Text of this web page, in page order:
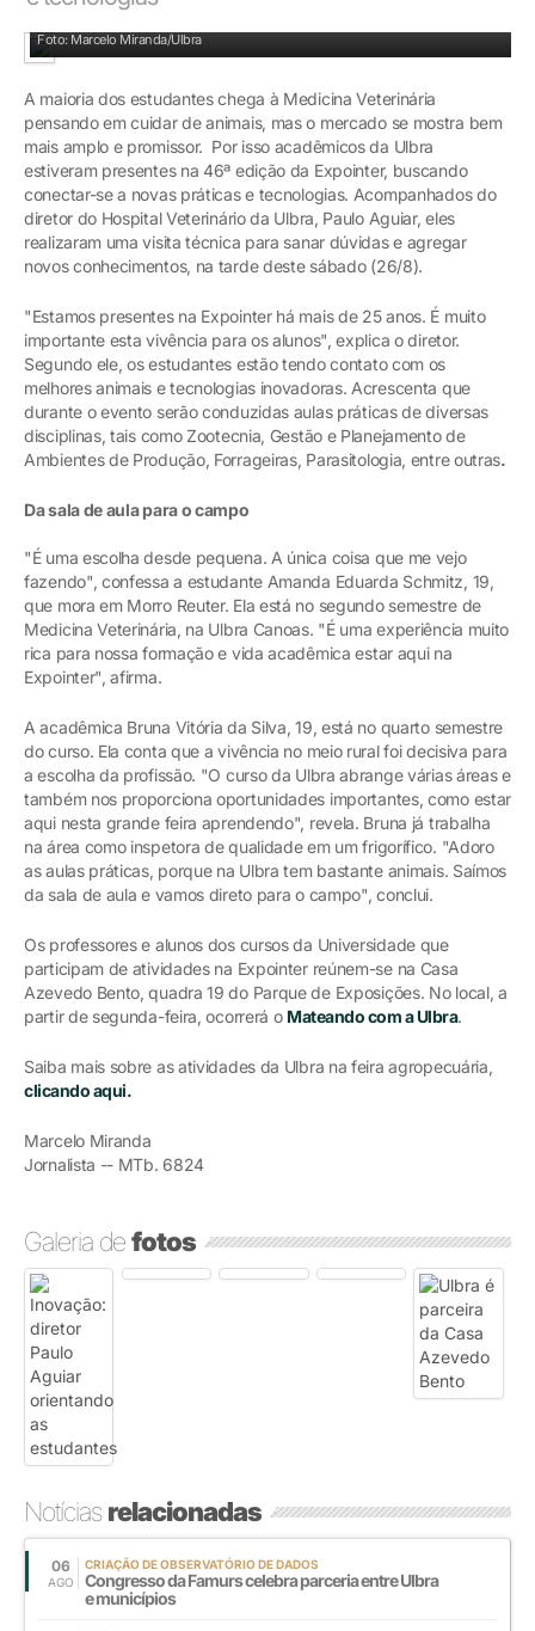
Foto: Marcelo Miranda/Ulbra
A maioria dos estudantes chega à Medicina Veterinária
pensando em cuidar de animais, mas o mercado se mostra bem
mais amplo e promissor. Por isso acadêmicos da Ulbra
estiveram presentes na 46ª edição da Expointer, buscando
conectar-se a novas práticas e tecnologias. Acompanhados do
diretor do Hospital Veterinário da Ulbra, Paulo Aguiar, eles
realizaram uma visita técnica para sanar dúvidas e agregar
novos conhecimentos, na tarde deste sábado (26/8).
"Estamos presentes na Expointer há mais de 25 anos. É muito
importante esta vivência para os alunos", explica o diretor.
Segundo ele, os estudantes estão tendo contato com os
melhores animais e tecnologias inovadoras. Acrescenta que
durante o evento serão conduzidas aulas práticas de diversas
disciplinas, tais como Zootecnia, Gestão e Planejamento de
Ambientes de Produção, Forrageiras, Parasitologia, entre outras.
Da sala de aula para o campo
"É uma escolha desde pequena. A única coisa que me vejo
fazendo", confessa a estudante Amanda Eduarda Schmitz, 19,
que mora em Morro Reuter. Ela está no segundo semestre de
Medicina Veterinária, na Ulbra Canoas. "É uma experiência muito
rica para nossa formação e vida acadêmica estar aqui na
Expointer", afirma.
A acadêmica Bruna Vitória da Silva, 19, está no quarto semestre
do curso. Ela conta que a vivência no meio rural foi decisiva para
a escolha da profissão. "O curso da Ulbra abrange várias áreas e
também nos proporciona oportunidades importantes, como estar
aqui nesta grande feira aprendendo", revela. Bruna já trabalha
na área como inspetora de qualidade em um frigorífico. "Adoro
as aulas práticas, porque na Ulbra tem bastante animais. Saímos
da sala de aula e vamos direto para o campo", conclui.
Os professores e alunos dos cursos da Universidade que
participam de atividades na Expointer reúnem-se na Casa
Azevedo Bento, quadra 19 do Parque de Exposições. No local, a
partir de segunda-feira, ocorrerá o Mateando com a Ulbra.
Saiba mais sobre as atividades da Ulbra na feira agropecuária,
clicando aqui.
Marcelo Miranda
Jornalista -- MTb. 6824
Galeria defotos
Notíciasrelacionadas
06
AGO
CRIAÇÃO DE OBSERVATÓRIO DE DADOS
Congresso da Famurs celebra parceria entre Ulbra
e municípios